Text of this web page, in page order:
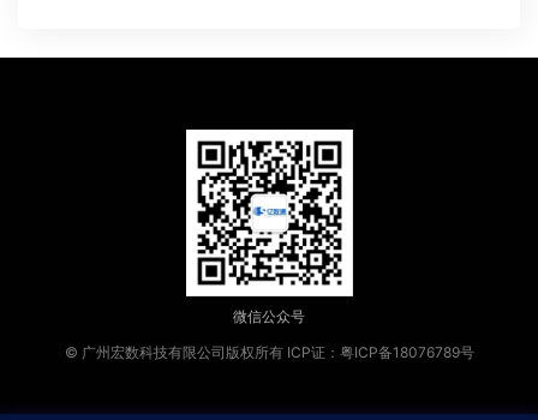
微信公众号
© 广州宏数科技有限公司版权所有 ICP证：粤ICP备18076789号